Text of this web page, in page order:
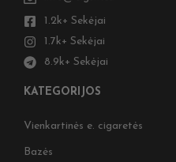
1.2k+ Sekėjai
1.7k+ Sekėjai
8.9k+ Sekėjai
KATEGORIJOS
Vienkartinės e. cigaretės
Bazės